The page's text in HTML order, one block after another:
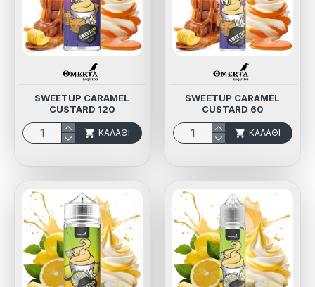
SWEETUP CARAMEL
CUSTARD 120
ΚΑΛΆΘΙ
SWEETUP CARAMEL
CUSTARD 60
ΚΑΛΆΘΙ